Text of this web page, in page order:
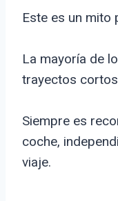
Este es un mito
La mayoría de
trayectos
Siempre es
coche,
viaje.